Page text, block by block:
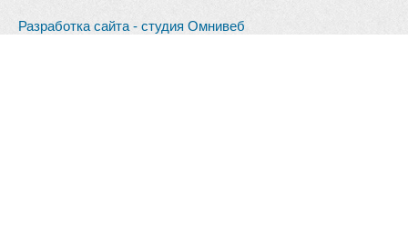
Разработка сайта - студия Омнивеб